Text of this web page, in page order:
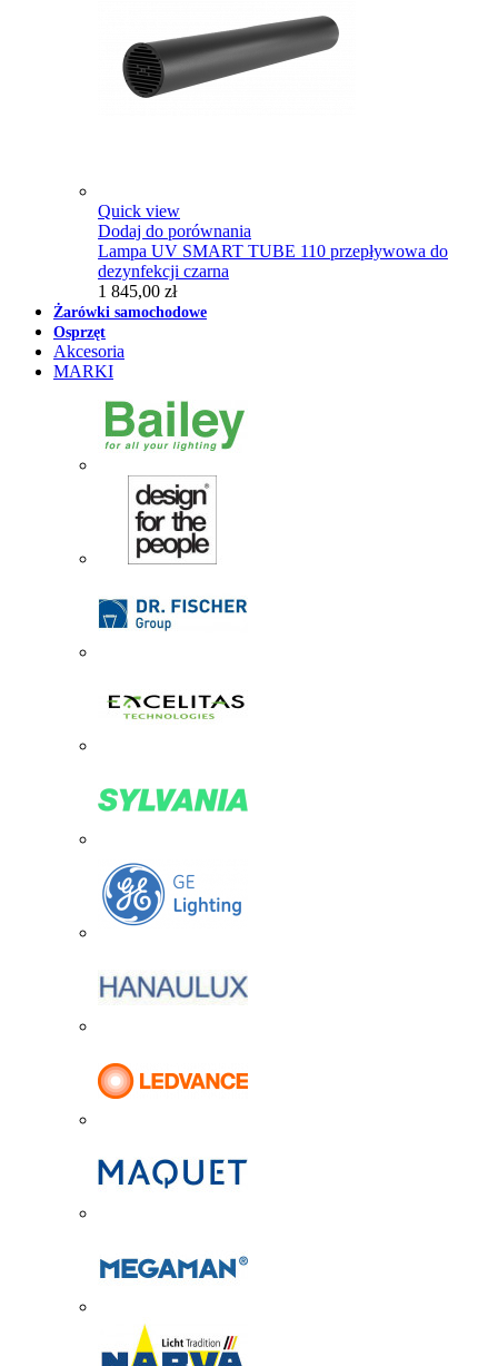
Quick view
Dodaj do porównania
Lampa UV SMART TUBE 110 przepływowa do
dezynfekcji czarna
1 845,00 zł
Żarówki samochodowe
Osprzęt
Akcesoria
MARKI